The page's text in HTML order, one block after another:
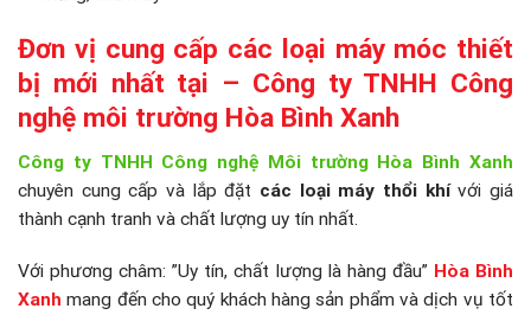
Đơn vị cung cấp các loại máy móc thiết
bị mới nhất tại – Công ty TNHH Công
nghệ môi trường Hòa Bình Xanh
Công ty TNHH Công nghệ Môi trường Hòa Bình Xanh
chuyên cung cấp và lắp đặt các loại máy thổi khívới giá
thành cạnh tranh và chất lượng uy tín nhất.
Với phương châm: ”Uy tín, chất lượng là hàng đầu” Hòa Bình
Xanh mang đến cho quý khách hàng sản phẩm và dịch vụ tốt